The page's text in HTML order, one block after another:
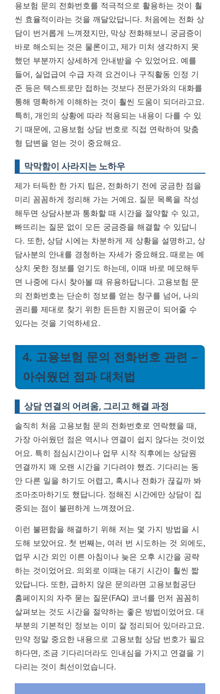
용보험 문의 전화번호를 적극적으로 활용하는 것이 훨
씬 효율적이라는 것을 깨달았답니다. 처음에는 전화 상
담이 번거롭게 느껴졌지만, 막상 전화해보니 궁금증이
바로 해소되는 것은 물론이고, 제가 미처 생각하지 못
했던 부분까지 상세하게 안내받을 수 있었어요. 예를
들어, 실업급여 수급 자격 요건이나 구직활동 인정 기
준 등은 텍스트로만 접하는 것보다 전문가와의 대화를
통해 명확하게 이해하는 것이 훨씬 도움이 되더라고요.
특히, 개인의 상황에 따라 적용되는 내용이 다를 수 있
기 때문에, 고용보험 상담 번호로 직접 연락하여 맞춤
형 답변을 얻는 것이 중요해요.
막막함이 사라지는 노하우
제가 터득한 한 가지 팁은, 전화하기 전에 궁금한 점을
미리 꼼꼼하게 정리해 가는 거예요. 질문 목록을 작성
해두면 상담사분과 통화할 때 시간을 절약할 수 있고,
빠뜨리는 질문 없이 모든 궁금증을 해결할 수 있답니
다. 또한, 상담 시에는 차분하게 제 상황을 설명하고, 상
담사분의 안내를 경청하는 자세가 중요해요. 때로는 예
상치 못한 정보를 얻기도 하는데, 이때 바로 메모해두
면 나중에 다시 찾아볼 때 유용하답니다. 고용보험 문
의 전화번호는 단순히 정보를 얻는 창구를 넘어, 나의
권리를 제대로 찾기 위한 든든한 지원군이 되어줄 수
있다는 것을 기억하세요.
4. 고용보험 문의 전화번호 관련 –
아쉬웠던 점과 대처법
상담 연결의 어려움, 그리고 해결 과정
솔직히 처음 고용보험 문의 전화번호로 연락했을 때,
가장 아쉬웠던 점은 역시나 연결이 쉽지 않다는 것이었
어요. 특히 점심시간이나 업무 시작 직후에는 상담원
연결까지 꽤 오랜 시간을 기다려야 했죠. 기다리는 동
안 다른 일을 하기도 어렵고, 혹시나 전화가 끊길까 봐
조마조마하기도 했답니다. 정해진 시간에만 상담이 집
중되는 점이 불편하게 느껴졌어요.
이런 불편함을 해결하기 위해 저는 몇 가지 방법을 시
도해 보았어요. 첫 번째는, 여러 번 시도하는 것 외에도,
업무 시간 외인 이른 아침이나 늦은 오후 시간을 공략
하는 것이었어요. 의외로 이때는 대기 시간이 훨씬 짧
았답니다. 또한, 급하지 않은 문의라면 고용보험공단
홈페이지의 자주 묻는 질문(FAQ) 코너를 먼저 꼼꼼히
살펴보는 것도 시간을 절약하는 좋은 방법이었어요. 대
부분의 기본적인 정보는 이미 잘 정리되어 있더라고요.
만약 정말 중요한 내용으로 고용보험 상담 번호가 필요
하다면, 조금 기다리더라도 인내심을 가지고 연결을 기
다리는 것이 최선이었습니다.